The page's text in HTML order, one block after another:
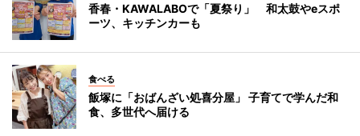
香春・KAWALABOで「夏祭り」 和太鼓やeスポ
ーツ、キッチンカーも
食べる
飯塚に「おばんざい処喜分屋」 子育てで学んだ和
食、多世代へ届ける